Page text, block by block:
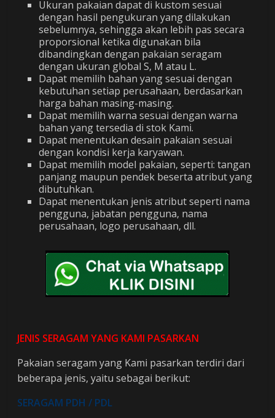
Ukuran pakaian dapat di kustom sesuai
dengan hasil pengukuran yang dilakukan
sebelumnya, sehingga akan lebih pas secara
proporsional ketika digunakan bila
dibandingkan dengan pakaian seragam
dengan ukuran global S, M atau L.
Dapat memilih bahan yang sesuai dengan
kebutuhan setiap perusahaan, berdasarkan
harga bahan masing-masing.
Dapat memilih warna sesuai dengan warna
bahan yang tersedia di stok Kami.
Dapat menentukan desain pakaian sesuai
dengan kondisi kerja karyawan.
Dapat memilih model pakaian, seperti: tangan
panjang maupun pendek beserta atribut yang
dibutuhkan.
Dapat menentukan jenis atribut seperti nama
pengguna, jabatan pengguna, nama
perusahaan, logo perusahaan, dll.
JENIS SERAGAM YANG KAMI PASARKAN
Pakaian seragam yang Kami pasarkan terdiri dari
beberapa jenis, yaitu sebagai berikut:
SERAGAM PDH / PDL